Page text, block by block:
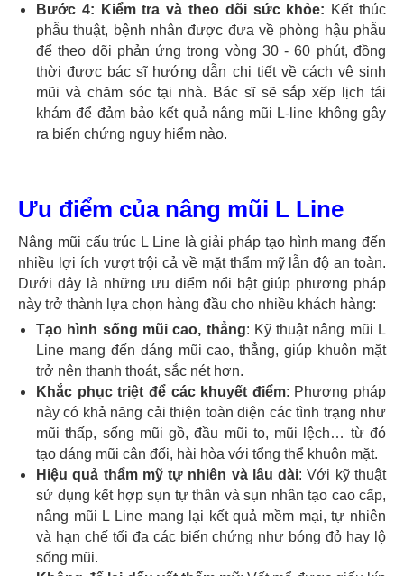
Bước 4: Kiểm tra và theo dõi sức khỏe: Kết thúc
phẫu thuật, bệnh nhân được đưa về phòng hậu phẫu
để theo dõi phản ứng trong vòng 30 - 60 phút, đồng
thời được bác sĩ hướng dẫn chi tiết về cách vệ sinh
mũi và chăm sóc tại nhà. Bác sĩ sẽ sắp xếp lịch tái
khám để đảm bảo kết quả nâng mũi L-line không gây
ra biến chứng nguy hiểm nào.
Ưu điểm của nâng mũi L Line
Nâng mũi cấu trúc L Line là giải pháp tạo hình mang đến
nhiều lợi ích vượt trội cả về mặt thẩm mỹ lẫn độ an toàn.
Dưới đây là những ưu điểm nổi bật giúp phương pháp
này trở thành lựa chọn hàng đầu cho nhiều khách hàng:
Tạo hình sống mũi cao, thẳng: Kỹ thuật nâng mũi L
Line mang đến dáng mũi cao, thẳng, giúp khuôn mặt
trở nên thanh thoát, sắc nét hơn.
Khắc phục triệt để các khuyết điểm: Phương pháp
này có khả năng cải thiện toàn diện các tình trạng như
mũi thấp, sống mũi gồ, đầu mũi to, mũi lệch… từ đó
tạo dáng mũi cân đối, hài hòa với tổng thể khuôn mặt.
Hiệu quả thẩm mỹ tự nhiên và lâu dài: Với kỹ thuật
sử dụng kết hợp sụn tự thân và sụn nhân tạo cao cấp,
nâng mũi L Line mang lại kết quả mềm mại, tự nhiên
và hạn chế tối đa các biến chứng như bóng đỏ hay lộ
sống mũi.